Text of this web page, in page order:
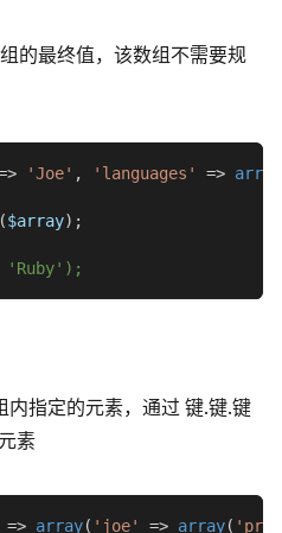
的最终值，该数组不需要规
'Joe' , 'languages' => array
($array) ;
内指定的元素，通过 键.键.键
素
=> array( 'joe' => array(